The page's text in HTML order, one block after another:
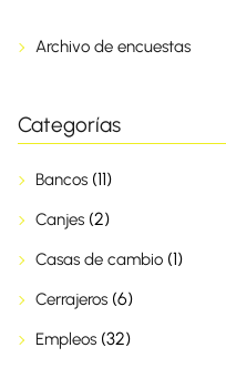
Archivo de encuestas
Categorías
Bancos (11)
Canjes (2)
Casas de cambio (1)
Cerrajeros (6)
Empleos (32)